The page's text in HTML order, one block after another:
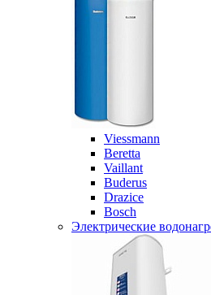
Viessmann
Beretta
Vaillant
Buderus
Drazice
Bosch
Электрические